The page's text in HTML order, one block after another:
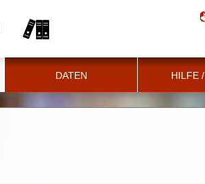
DATEN HILFE